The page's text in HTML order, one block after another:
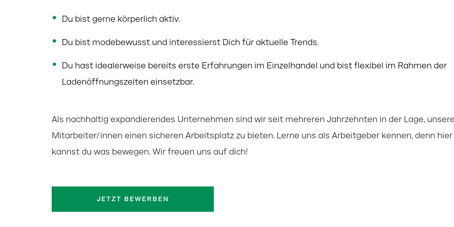
Du bist gerne körperlich aktiv.
Du bist modebewusst und interessierst Dich für aktuelle Trends.
Du hast idealerweise bereits erste Erfahrungen im Einzelhandel und bist flexibel im Rahmen der
Ladenöffnungszeiten einsetzbar.
Als nachhaltig expandierendes Unternehmen sind wir seit mehreren Jahrzehnten in der Lage,
Mitarbeiter/innen einen sicheren Arbeitsplatz zu bieten. Lerne uns als Arbeitgeber kennen, denn hier
kannst du was bewegen. Wir freuen uns auf dich!
JETZT BEWERBEN